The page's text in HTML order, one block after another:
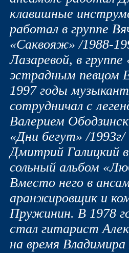
клавишные
работал в группе
«Саквояж» /1988-
Лазаревой, в
эстрадным певцом
1997 годы
сотрудничал с
Валерием
«Дни бегут» /1993г/
Дмитрий Галицкий
сольный альбом
Вместо него в
аранжировщик и
Пружинин. В 1978
стал гитарист
на время